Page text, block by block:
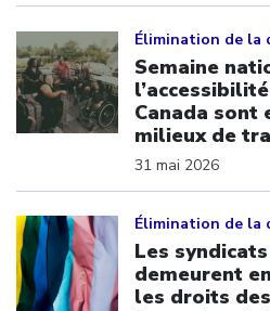
Élimination de la
Semaine
Canada sont
milieux de
31 mai 2026
Élimination de la
Les
demeurent
les droits